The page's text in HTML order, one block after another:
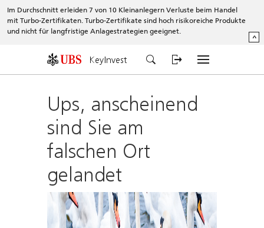
Im Durchschnitt erleiden 7 von 10 Kleinanlegern Verluste beim Handel
mit Turbo-Zertifikaten. Turbo-Zertifikate sind hoch risikoreiche Produkte
und nicht für langfristige Anlagestrategien geeignet.
^
KeyInvest
Ups, anscheinend
sind Sie am
falschen Ort
gelandet